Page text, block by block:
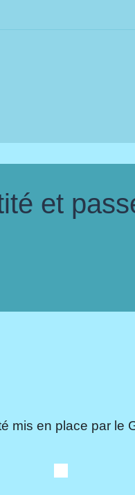
et
mis en place par le